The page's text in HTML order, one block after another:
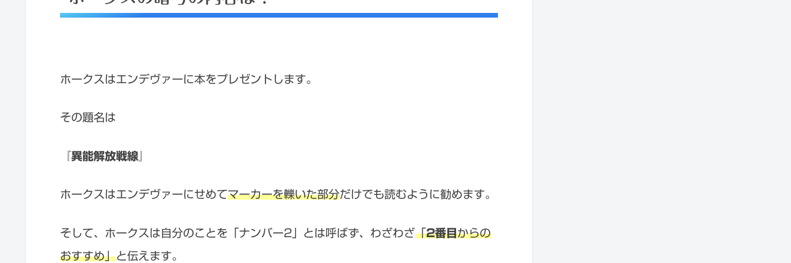
ホークスはエンデヴァーに本をプレゼントします。
その題名は
『異能解放戦線』
ホークスはエンデヴァーにせめてマーカーを轢いた部分だけでも読むように勧めます。
そして、ホークスは自分のことを「ナンバー2」とは呼ばず、わざわざ「2番目からの
おすすめ」と伝えます。